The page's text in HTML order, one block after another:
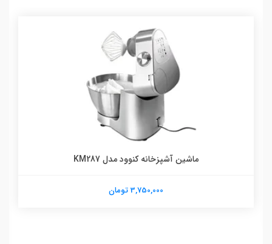
ماشین آشپزخانه کنوود مدل KM287
3,750,000 تومان